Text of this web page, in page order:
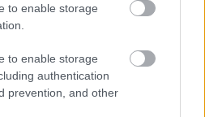
to enable storage
to enable storage
authentication
prevention, and other